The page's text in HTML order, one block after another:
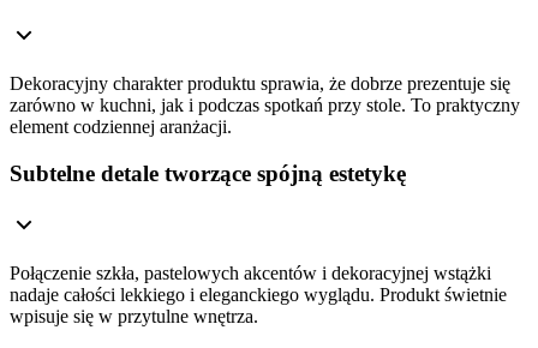
Dekoracyjny charakter produktu sprawia, że dobrze prezentuje się
zarówno w kuchni, jak i podczas spotkań przy stole. To praktyczny
element codziennej aranżacji.
Subtelne detale tworzące spójną estetykę
Połączenie szkła, pastelowych akcentów i dekoracyjnej wstążki
nadaje całości lekkiego i eleganckiego wyglądu. Produkt świetnie
wpisuje się w przytulne wnętrza.